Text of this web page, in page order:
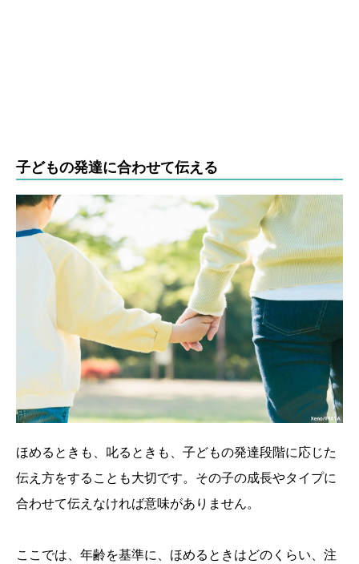
子どもの発達に合わせて伝える
ほめるときも、叱るときも、子どもの発達段階に応じた
伝え方をすることも大切です。その子の成長やタイプに
合わせて伝えなければ意味がありません。
ここでは、年齢を基準に、ほめるときはどのくらい、注